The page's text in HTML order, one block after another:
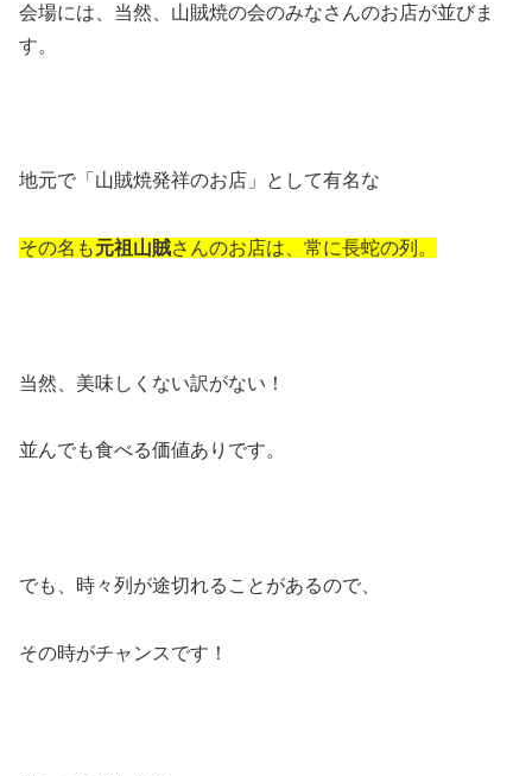
会場には、当然、山賊焼の会のみなさんのお店が並びま
す。
地元で「山賊焼発祥のお店」として有名な
その名も元祖山賊さんのお店は、常に長蛇の列。
当然、美味しくない訳がない！
並んでも食べる価値ありです。
でも、時々列が途切れることがあるので、
その時がチャンスです！